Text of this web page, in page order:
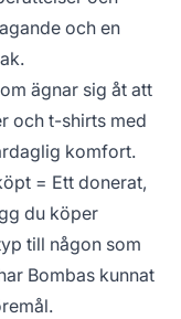
och en
ägnar sig åt att
och t-shirts med
komfort.
= Ett donerat,
du köper
till någon som
Bombas kunnat